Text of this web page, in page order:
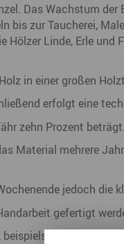
Das Wachstum
bis zur Taucherei,
Hölzer Linde, Erle und
in einer großen
erfolgt eine
zehn Prozent
Material mehrere
jedoch die
gefertigt
die